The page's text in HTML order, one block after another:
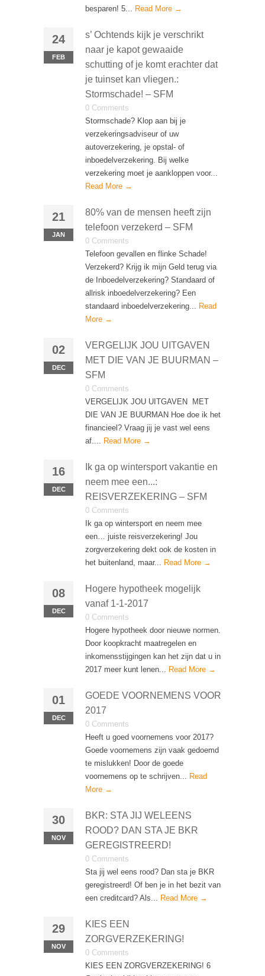
besparen! 5... Read More →
24
FEB
s’ Ochtends kijk je verschrikt
naar je kapot gewaaide
schutting of je komt erachter dat
je tuinset kan vliegen.:
Stormschade! – SFM
0 Comments
Stormschade? Klop aan bij je
verzekeringsadviseur of uw
autoverzekering, je opstal- of
inboedelverzekering. Bij welke
verzekering moet je aankloppen voor...
Read More →
21
JAN
80% van de mensen heeft zijn
telefoon verzekerd – SFM
0 Comments
Telefoon gevallen en flinke Schade!
Verzekerd? Krijg ik mijn Geld terug via
de Inboedelverzekering? Standaard of
allrisk inboedelverzekering? Een
standaard inboedelverzekering... Read
More →
02
DEC
VERGELIJK JOU UITGAVEN
MET DIE VAN JE BUURMAN –
SFM
0 Comments
VERGELIJK JOU UITGAVEN MET
DIE VAN JE BUURMAN Hoe doe ik het
financieel? Vraag jij je vast wel eens
af.... Read More →
16
DEC
Ik ga op wintersport vakantie en
neem mee een...:
REISVERZEKERING – SFM
0 Comments
Ik ga op wintersport en neem mee
een… juiste reisverzekering! Jou
zorgverzekering dekt ook de kosten in
het buitenland, maar... Read More →
08
DEC
Hogere hypotheek mogelijk
vanaf 1-1-2017
0 Comments
Hogere hypotheek door nieuwe normen.
Door koopkracht maatregelen en
inkomensstijgingen kan het zijn dat u in
2017 meer kunt lenen... Read More →
01
DEC
GOEDE VOORNEMENS VOOR
2017
0 Comments
Heeft u goed voornemens voor 2017?
Goede voornemens zijn vaak gedoemd
te mislukken! Door de goede
voornemens op te schrijven... Read
More →
30
NOV
BKR: STA JIJ WELEENS
ROOD? DAN STA JE BKR
GEREGISTREERD!
0 Comments
Sta jij wel eens rood? Dan sta je BKR
geregistreerd! Of ben je in het bezit van
een creditcard? Als... Read More →
29
NOV
KIES EEN
ZORGVERZEKERING!
0 Comments
KIES EEN ZORGVERZEKERING! 6